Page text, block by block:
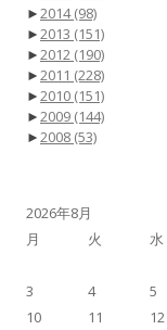
►2014(98)
►2013 (151)
►2012 (190)
►2011 (228)
►2010 (151)
►2009 (144)
►2008 (53)
2026年8月
月
火 水
3
4 5
10
11 12